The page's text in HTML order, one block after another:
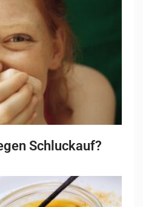
Schluckauf?